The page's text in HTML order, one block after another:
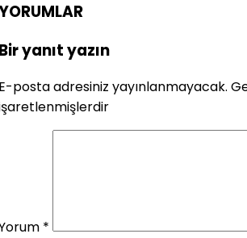
yanıt yazın
posta adresiniz yayınlanmayacak.
*